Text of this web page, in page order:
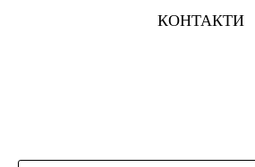
КОНТАКТИ